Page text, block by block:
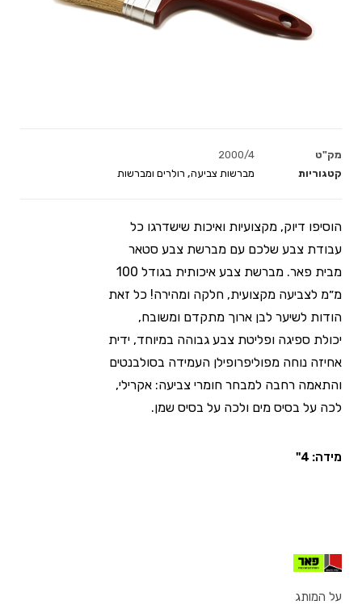
מק"ט
2000/4
קטגוריות
מברשות צביעה, רולרים ומברשות
הוסיפו דיוק, מקצועיות ואיכות שישדרגו כל
עבודת צבע שלכם עם מברשת צבע סטאר
מבית פאר. מברשת צבע איכותית בגודל 100
מ״מ לצביעה מקצועית, חלקה ומהירה! כל זאת
הודות לשיער לבן ארוך מתקדם ומשובח,
יכולת ספיגה ופליטת צבע גבוהה במיוחד, ידית
אחיזה נוחה מפוליפרופילן העמידה בסולבנטים
והתאמה רחבה למבחר חומרי צביעה: אקרילי,
לכה על בסיס מים ולכה על בסיס שמן.
מידה: 4"
על המותג